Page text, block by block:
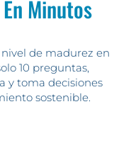
Minutos
de madurez en
10 preguntas,
y toma decisiones
sostenible.